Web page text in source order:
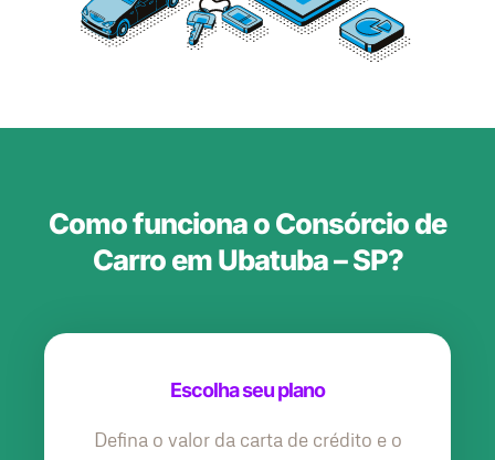
Como funciona o Consórcio de
Carro em Ubatuba – SP?
Escolha seu plano
Defina o valor da carta de crédito e o